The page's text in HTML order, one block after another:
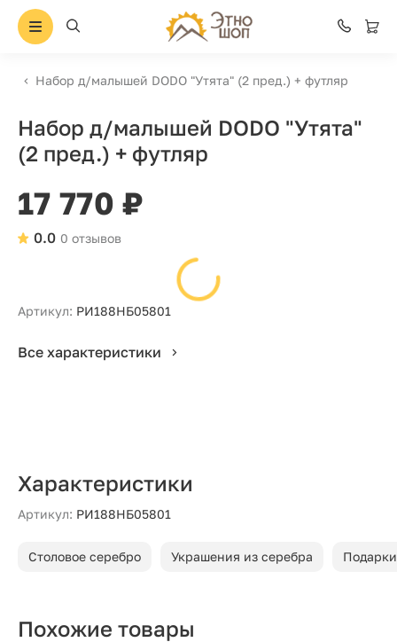
Набор д/малышей DODO "Утята" (2 пред.) + футляр
Набор д/малышей DODO "Утята"
(2 пред.) + футляр
17 770 ₽
0 отзывов
0.0
Артикул: РИ188НБ05801
Все характеристики
Характеристики
Артикул: РИ188НБ05801
Столовое серебро Украшения из серебра
Похожие товары